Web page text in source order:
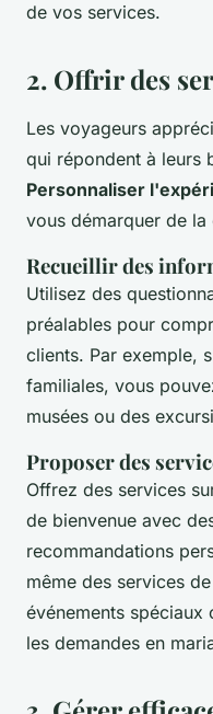
de vos services.
2. Offrir des
Les voyageurs
qui répondent à leurs
Personnaliser
vous démarquer de la
Recueillir des
Utilisez des
préalables pour
clients. Par exemple,
familiales, vous
musées ou des
Proposer des
Offrez des services
de bienvenue avec
recommandations
même des services
événements spéciaux
les demandes en